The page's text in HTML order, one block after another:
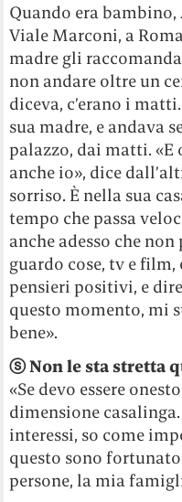
Quando era
Viale Marconi, a
madre gli
non andare oltre un
diceva, c’erano i
sua madre, e andava
palazzo, dai matti.
anche io», dice
sorriso. È nella sua
tempo che passa
anche adesso che
guardo cose, tv e
pensieri positivi, e
questo momento, mi
bene».
ⓢNon le sta stretta
«Se devo essere
dimensione
interessi, so come
questo sono
persone, la mia